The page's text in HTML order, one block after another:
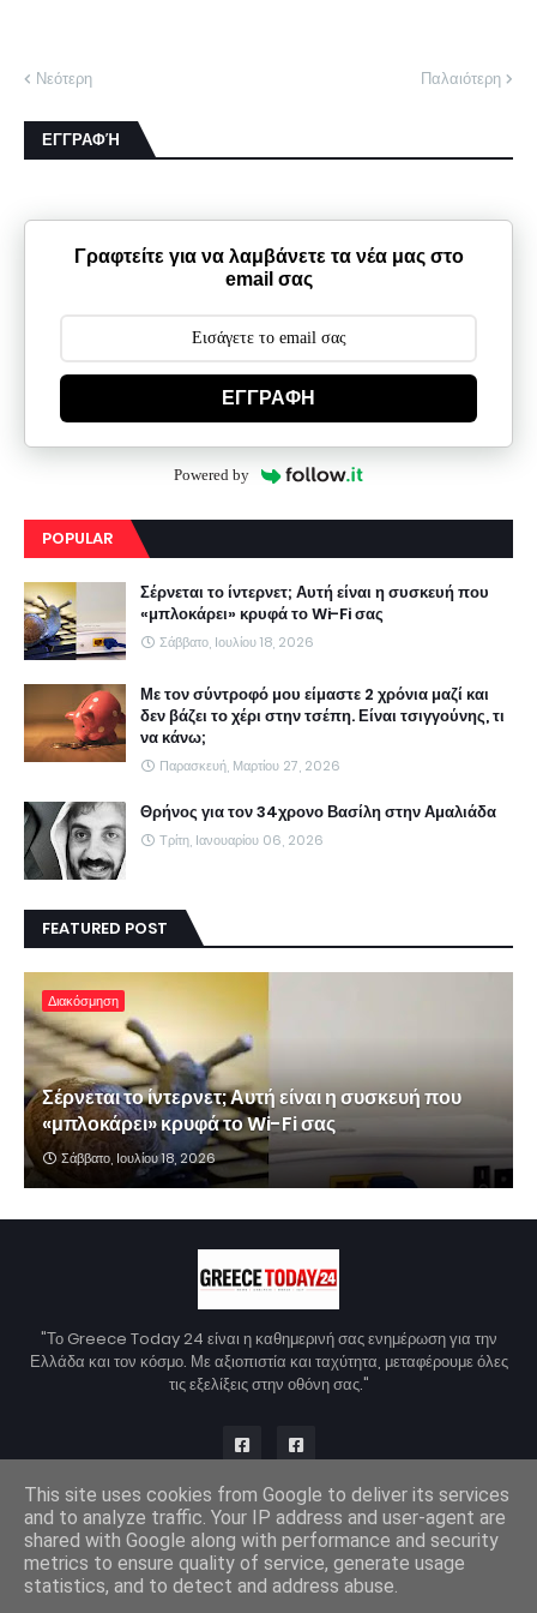
Νεότερη Παλαιότερη
ΕΓΓΡΑΦΉ
Γραφτείτε για να λαμβάνετε τα νέα μας στο
email σας
ΕΓΓΡΑΦΗ
Powered by
POPULAR
Σέρνεται το ίντερνετ; Αυτή είναι η συσκευή που
«μπλοκάρει» κρυφά το Wi-Fi σας
Σάββατο, Ιουλίου 18, 2026
Με τον σύντροφό μου είμαστε 2 χρόνια μαζί και
δεν βάζει το χέρι στην τσέπη. Είναι τσιγγούνης, τι
να κάνω;
Παρασκευή, Μαρτίου 27, 2026
Θρήνος για τον 34χρονο Βασίλη στην Αμαλιάδα
Τρίτη, Ιανουαρίου 06, 2026
FEATURED POST
Διακόσμηση
Σέρνεται το ίντερνετ; Αυτή είναι η συσκευή που
«μπλοκάρει» κρυφά το Wi-Fi σας
Σάββατο, Ιουλίου 18, 2026
"Το Greece Today 24 είναι η καθημερινή σας ενημέρωση για την
Ελλάδα και τον κόσμο. Με αξιοπιστία και ταχύτητα, μεταφέρουμε όλες
τις εξελίξεις στην οθόνη σας."
Copyright © 2026 - Greece Today 24 | Σχεδιασμός απόBlogger
Templates
Home
Σχετικά με εμάς Επικοινωνία
Πολιτική Απορρήτου
This site uses cookies from Google to deliver its services
and to analyze traffic. Your IP address and user-agent are
shared with Google along with performance and security
metrics to ensure quality of service, generate usage
statistics, and to detect and address abuse.